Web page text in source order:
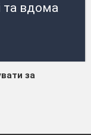
та вдома
за